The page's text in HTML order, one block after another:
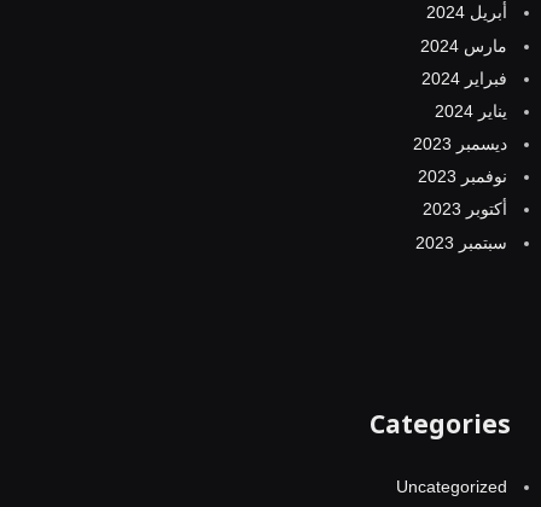
أبريل 2024
مارس 2024
فبراير 2024
يناير 2024
ديسمبر 2023
نوفمبر 2023
أكتوبر 2023
سبتمبر 2023
Categories
Uncategorized